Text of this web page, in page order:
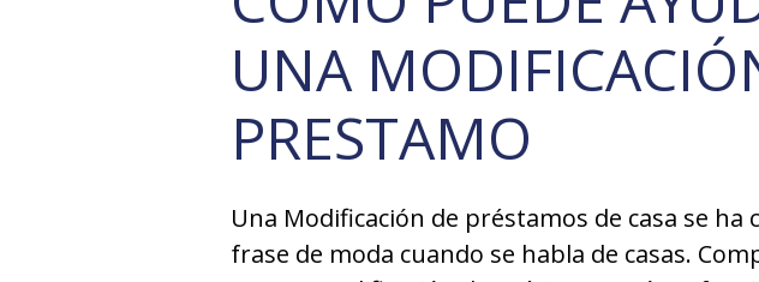
UNA
PRESTAMO
Una Modificación de préstamos de casa se ha
frase de moda cuando se habla de casas.